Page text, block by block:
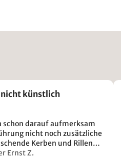
künstlich
schon darauf aufmerksam
nicht noch zusätzliche
Kerben und Rillen
sie es auch bleiben lassen.
Ernst Z.